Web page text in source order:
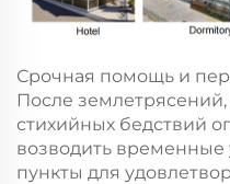
Срочная помощь и
После
стихийных бедствий
возводить
пункты для